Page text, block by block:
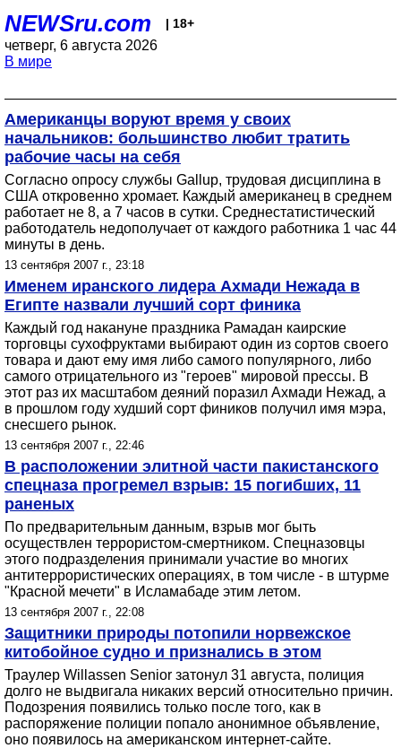
NEWSru.com | 18+
четверг, 6 августа 2026
В мире
Американцы воруют время у своих
начальников: большинство любит тратить
рабочие часы на себя
Согласно опросу службы Gallup, трудовая дисциплина в
США откровенно хромает. Каждый американец в среднем
работает не 8, а 7 часов в сутки. Среднестатистический
работодатель недополучает от каждого работника 1 час 44
минуты в день.
13 сентября 2007 г., 23:18
Именем иранского лидера Ахмади Нежада в
Египте назвали лучший сорт финика
Каждый год накануне праздника Рамадан каирские
торговцы сухофруктами выбирают один из сортов своего
товара и дают ему имя либо самого популярного, либо
самого отрицательного из "героев" мировой прессы. В
этот раз их масштабом деяний поразил Ахмади Нежад, а
в прошлом году худший сорт фиников получил имя мэра,
снесшего рынок.
13 сентября 2007 г., 22:46
В расположении элитной части пакистанского
спецназа прогремел взрыв: 15 погибших, 11
раненых
По предварительным данным, взрыв мог быть
осуществлен террористом-смертником. Спецназовцы
этого подразделения принимали участие во многих
антитеррористических операциях, в том числе - в штурме
"Красной мечети" в Исламабаде этим летом.
13 сентября 2007 г., 22:08
Защитники природы потопили норвежское
китобойное судно и признались в этом
Траулер Willassen Senior затонул 31 августа, полиция
долго не выдвигала никаких версий относительно причин.
Подозрения появились только после того, как в
распоряжение полиции попало анонимное объявление,
оно появилось на американском интернет-сайте.